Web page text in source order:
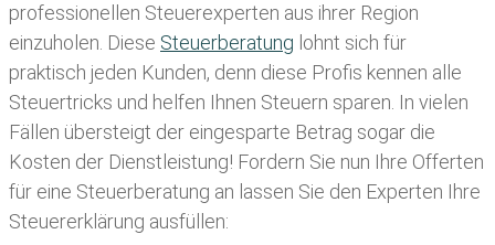
professionellen Steuerexperten aus ihrer Region
einzuholen. Diese Steuerberatung lohnt sich für
praktisch jeden Kunden, denn diese Profis kennen alle
Steuertricks und helfen Ihnen Steuern sparen. In vielen
Fällen übersteigt der eingesparte Betrag sogar die
Kosten der Dienstleistung! Fordern Sie nun Ihre Offerten
für eine Steuerberatung an lassen Sie den Experten Ihre
Steuererklärung ausfüllen: